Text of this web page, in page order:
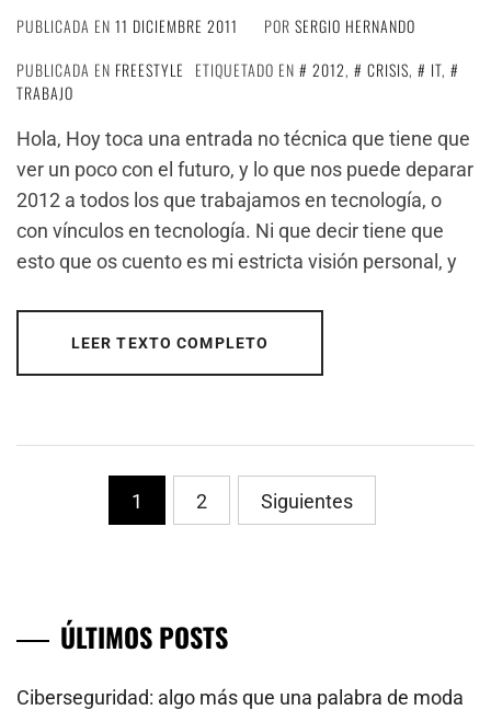
PUBLICADA EN 11 DICIEMBRE 2011 POR SERGIO HERNANDO
PUBLICADA EN FREESTYLE ETIQUETADO EN 2012, CRISIS, IT,
TRABAJO
Hola, Hoy toca una entrada no técnica que tiene que
ver un poco con el futuro, y lo que nos puede deparar
2012 a todos los que trabajamos en tecnología, o
con vínculos en tecnología. Ni que decir tiene que
esto que os cuento es mi estricta visión personal, y
LEER TEXTO COMPLETO
PaginaciÃ³n
1 2 Siguientes
ÚLTIMOS POSTS
Ciberseguridad: algo más que una palabra de moda